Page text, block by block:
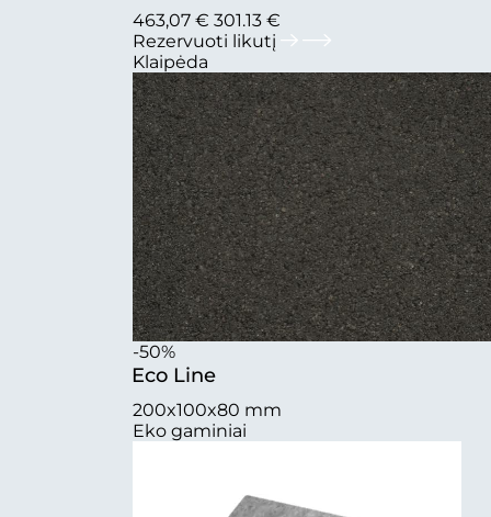
463,07 € 301.13 €
Rezervuoti likutį
Klaipėda
-50%
Eco Line
200x100x80 mm
Eko gaminiai